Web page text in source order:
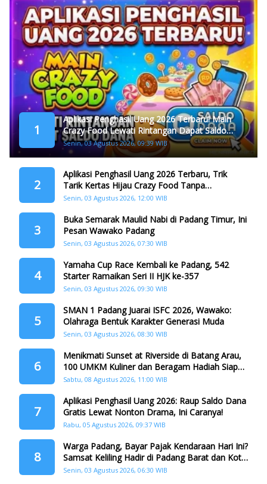
1
Aplikasi Penghasil Uang 2026 Terbaru! Main
Crazy Food Lewati Rintangan Dapat Saldo
Dana
Senin, 03 Agustus 2026, 09:39 WIB
2
Aplikasi Penghasil Uang 2026 Terbaru, Trik
Tarik Kertas Hijau Crazy Food Tanpa
Penggandaan
Senin, 03 Agustus 2026, 12:00 WIB
3
Buka Semarak Maulid Nabi di Padang Timur, Ini
Pesan Wawako Padang
Senin, 03 Agustus 2026, 07:30 WIB
4
Yamaha Cup Race Kembali ke Padang, 542
Starter Ramaikan Seri II HJK ke-357
Senin, 03 Agustus 2026, 09:30 WIB
5
SMAN 1 Padang Juarai ISFC 2026, Wawako:
Olahraga Bentuk Karakter Generasi Muda
Senin, 03 Agustus 2026, 08:30 WIB
6
Menikmati Sunset at Riverside di Batang Arau,
100 UMKM Kuliner dan Beragam Hadiah Siap
Memanjakan Warga di Momen HJK Padang
Sabtu, 08 Agustus 2026, 11:00 WIB
7
Aplikasi Penghasil Uang 2026: Raup Saldo Dana
Gratis Lewat Nonton Drama, Ini Caranya!
Rabu, 05 Agustus 2026, 09:37 WIB
8
Warga Padang, Bayar Pajak Kendaraan Hari Ini?
Samsat Keliling Hadir di Padang Barat dan Koto
Tangah
Senin, 03 Agustus 2026, 06:30 WIB